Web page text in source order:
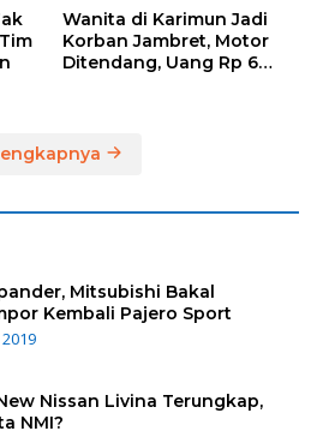
Wanita di Karimun Jadi
Korban Jambret, Motor
Ditendang, Uang Rp 6
Mitsubishi Bakal
Kembali Pajero Sport
Nissan Livina Terungkap,
NMI?